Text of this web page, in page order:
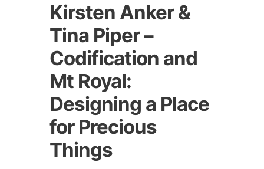
Kirsten Anker &
Tina Piper –
Codification and
Mt Royal:
Designing a Place
for Precious
Things